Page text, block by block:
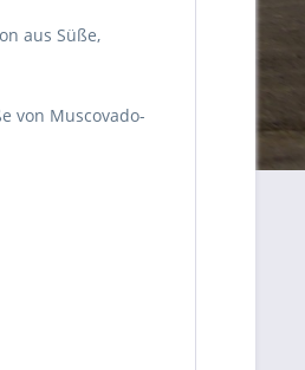
aus Süße,
von Muscovado-